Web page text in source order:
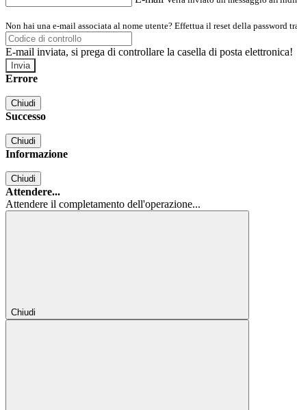
Non hai una e-mail associata al nome utente? Effettua il reset della password
E-mail inviata, si prega di controllare la casella di posta elettronica!
Errore
Chiudi
Successo
Chiudi
Informazione
Chiudi
Attendere...
Attendere il completamento dell'operazione...
Chiudi